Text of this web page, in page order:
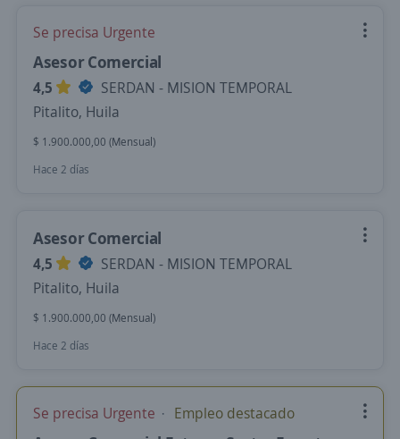
Se precisa Urgente
Asesor Comercial
4,5
SERDAN - MISION TEMPORAL
Pitalito, Huila
$ 1.900.000,00 (Mensual)
Hace 2 días
Asesor Comercial
4,5
SERDAN - MISION TEMPORAL
Pitalito, Huila
$ 1.900.000,00 (Mensual)
Hace 2 días
Se precisa Urgente Empleo destacado